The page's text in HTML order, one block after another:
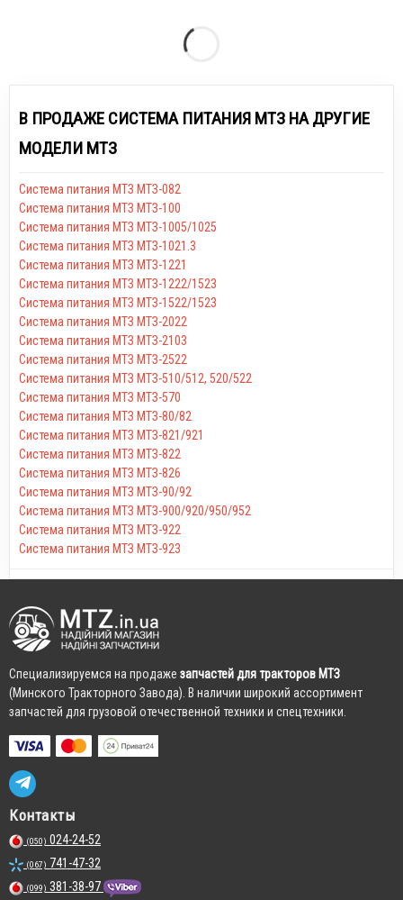
В ПРОДАЖЕ СИСТЕМА ПИТАНИЯ МТЗ НА ДРУГИЕ
МОДЕЛИ МТЗ
Система питания МТЗ МТЗ-082
Система питания МТЗ МТЗ-100
Система питания МТЗ МТЗ-1005/1025
Система питания МТЗ МТЗ-1021.3
Система питания МТЗ МТЗ-1221
Система питания МТЗ МТЗ-1222/1523
Система питания МТЗ МТЗ-1522/1523
Система питания МТЗ МТЗ-2022
Система питания МТЗ МТЗ-2103
Система питания МТЗ МТЗ-2522
Система питания МТЗ МТЗ-510/512, 520/522
Система питания МТЗ МТЗ-570
Система питания МТЗ МТЗ-80/82
Система питания МТЗ МТЗ-821/921
Система питания МТЗ МТЗ-822
Система питания МТЗ МТЗ-826
Система питания МТЗ МТЗ-90/92
Система питания МТЗ МТЗ-900/920/950/952
Система питания МТЗ МТЗ-922
Система питания МТЗ МТЗ-923
Cпециализируемся на продаже запчастей для тракторов МТЗ
(Минского Тракторного Завода). В наличии широкий ассортимент
запчастей для грузовой отечественной техники и спецтехники.
Контакты
(050) 024-24-52
(067) 741-47-32
(099) 381-38-97